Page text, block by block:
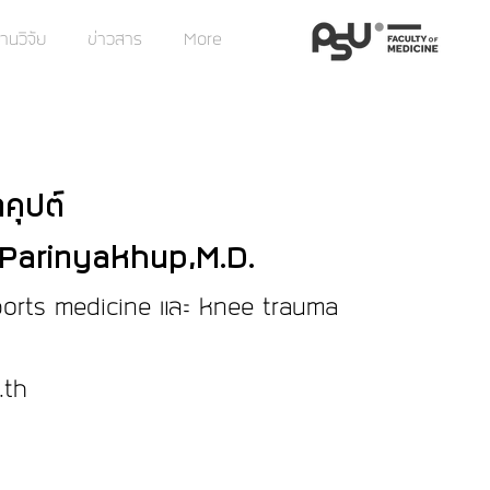
นวิจัย ข่าวสาร More
ปต์
medicine และ knee trauma